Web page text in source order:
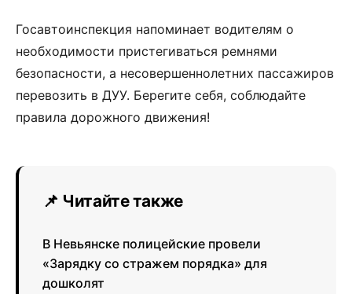
Госавтоинспекция напоминает водителям о
необходимости пристегиваться ремнями
безопасности, а несовершеннолетних пассажиров
перевозить в ДУУ. Берегите себя, соблюдайте
правила дорожного движения!
📌 Читайте также
В Невьянске полицейские провели
«Зарядку со стражем порядка» для
дошколят